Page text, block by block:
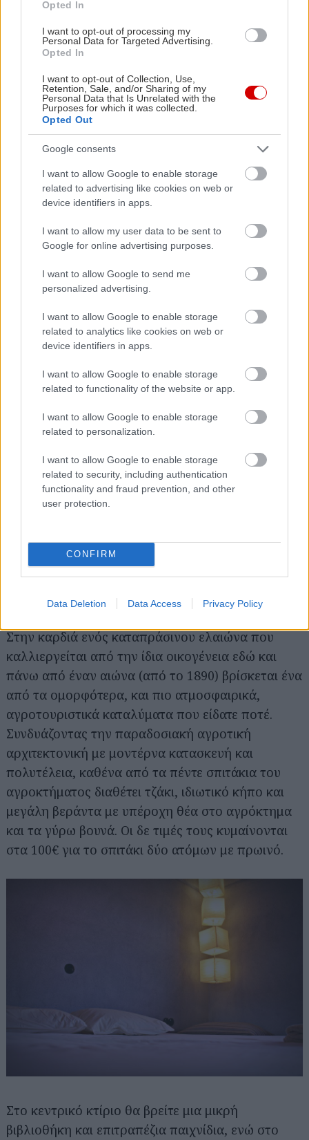
Opted In
I want to opt-out of processing my
Personal Data for Targeted Advertising.
Opted In
I want to opt-out of Collection, Use,
Retention, Sale, and/or Sharing of my
Personal Data that Is Unrelated with the
Purposes for which it was collected.
Opted Out
Google consents
I want to allow Google to enable storage
related to advertising like cookies on web or
device identifiers in apps.
I want to allow my user data to be sent to
Google for online advertising purposes.
I want to allow Google to send me
personalized advertising.
I want to allow Google to enable storage
related to analytics like cookies on web or
device identifiers in apps.
I want to allow Google to enable storage
related to functionality of the website or app.
I want to allow Google to enable storage
related to personalization.
I want to allow Google to enable storage
related to security, including authentication
functionality and fraud prevention, and other
user protection.
CONFIRM
Data Deletion Data Access Privacy Policy
ξύλινα σαλέ και τέσσερις παραδοσιακές πέτρινες
κατοικίες που φιλοξενούν το καθένα έως έξι ή
οκτώ άτομα. Οι δε τιμές τους κυμαίνονται στα 75€
με πρωινό. Κάθε χρόνο, από 1 Ιουνίου έως 31
Αυγούστου, το αγρόκτημα φιλοξενεί μόνο παιδιά
ηλικίας 6 έως 15 ετών για μια διαφορετική
κατασκηνωτική εμπειρία.
Ευμέλια
Γούβες Λακωνίας, τηλ.: 2130 369814, 6959004747
Στην καρδιά ενός καταπράσινου ελαιώνα που
καλλιεργείται από την ίδια οικογένεια εδώ και
πάνω από έναν αιώνα (από το 1890) βρίσκεται ένα
από τα ομορφότερα, και πιο ατμοσφαιρικά,
αγροτουριστικά καταλύματα που είδατε ποτέ.
Συνδυάζοντας την παραδοσιακή αγροτική
αρχιτεκτονική με μοντέρνα κατασκευή και
πολυτέλεια, καθένα από τα πέντε σπιτάκια του
αγροκτήματος διαθέτει τζάκι, ιδιωτικό κήπο και
μεγάλη βεράντα με υπέροχη θέα στο αγρόκτημα
και τα γύρω βουνά. Οι δε τιμές τους κυμαίνονται
στα 100€ για το σπιτάκι δύο ατόμων με πρωινό.
Στο κεντρικό κτίριο θα βρείτε μια μικρή
βιβλιοθήκη και επιτραπέζια παιχνίδια, ενώ στο